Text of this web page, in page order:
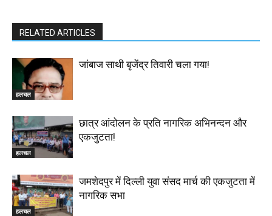
RELATED ARTICLES
हलचल
जांबाज साथी बृजेंद्र तिवारी चला गया!
हलचल
छात्र आंदोलन के प्रति नागरिक अभिनन्दन और
एकजुटता!
हलचल
जमशेदपुर में दिल्ली युवा संसद मार्च की एकजुटता में
नागरिक सभा